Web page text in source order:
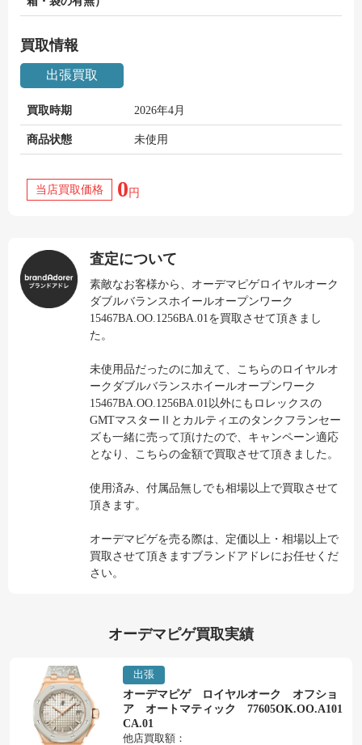
買取情報
出張買取
買取時期 2026年4月
商品状態 未使用
当店買取価格 0 円
査定について
素敵なお客様から、オーデマピゲロイヤルオーク
ダブルバランスホイールオープンワーク
15467BA.OO.1256BA.01を買取させて頂きまし
た。
未使用品だったのに加えて、こちらのロイヤルオ
ークダブルバランスホイールオープンワーク
15467BA.OO.1256BA.01以外にもロレックスの
GMTマスターⅡとカルティエのタンクフランセー
ズも一緒に売って頂けたので、キャンペーン適応
となり、こちらの金額で買取させて頂きました。
使用済み、付属品無しでも相場以上で買取させて
頂きます。
オーデマピゲを売る際は、定価以上・相場以上で
買取させて頂きますブランドアドレにお任せくだ
さい。
オーデマピゲ買取実績
出張
オーデマピゲ ロイヤルオーク オフショ
ア オートマティック 77605OK.OO.A101
CA.01
他店買取額：